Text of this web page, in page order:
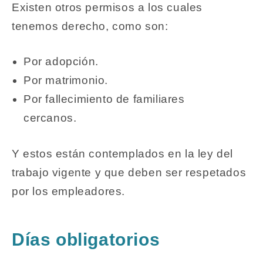
Existen otros permisos a los cuales
tenemos derecho, como son:
Por adopción.
Por matrimonio.
Por fallecimiento de familiares
cercanos.
Y estos están contemplados en la ley del
trabajo vigente y que deben ser respetados
por los empleadores.
Días obligatorios